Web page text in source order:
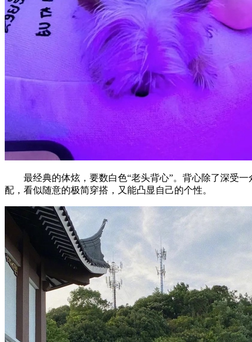
最经典的体炫，要数白色“老头背心”。背心除了深受一
配，看似随意的极简穿搭，又能凸显自己的个性。